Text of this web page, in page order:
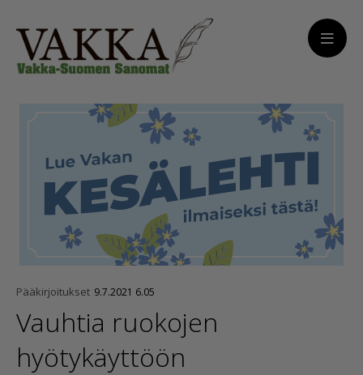
Pääkirjoitukset 9.7.2021 6.05
Vauhtia ruokojen
hyötykäyttöön